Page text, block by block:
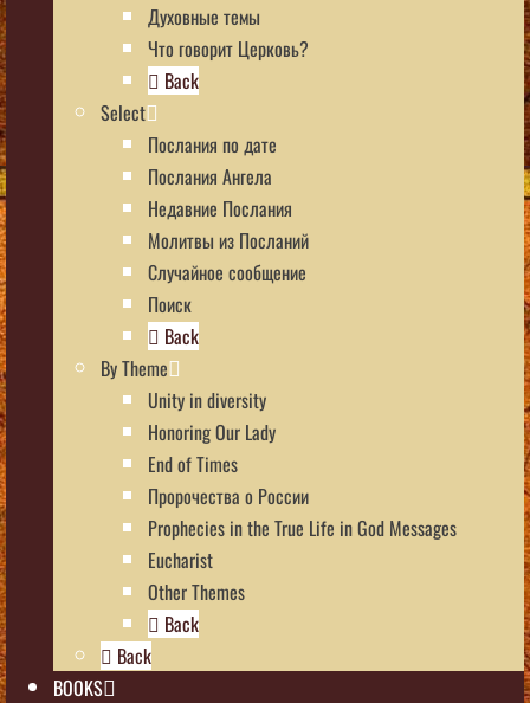
Духовные темы
Что говорит Церковь?
Back
Select
Послания по дате
Послания Ангела
Недавние Послания
Молитвы из Посланий
Случайное сообщение
Поиск
Back
By Theme
Unity in diversity
Honoring Our Lady
End of Times
Пророчества о России
Prophecies in the True Life in God Messages
Eucharist
Other Themes
Back
Back
BOOKS